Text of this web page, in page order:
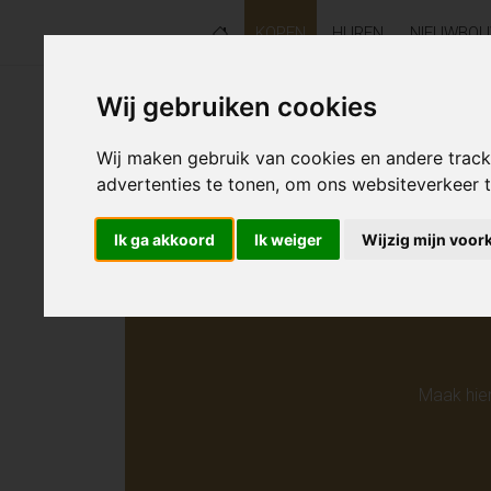
Wij gebruiken cookies
Wij maken gebruik van cookies en andere
advertenties te tonen, om ons websiteverkeer
Ik ga akkoord Ik weiger Wijzig mijn
KOPEN HUREN
Helaas
Maak